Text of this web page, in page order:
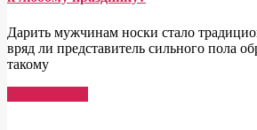
Дарить мужчинам носки стало
вряд ли представитель сильного пола
такому